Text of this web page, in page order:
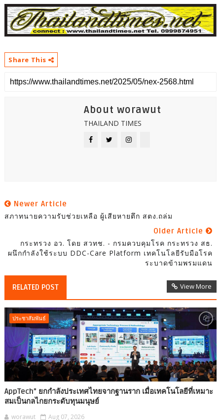
Share This
About worawut
THAILAND TIMES
Newer Article
สภาทนายความรับช่วยเหลือ ผู้เสียหายตึก สตง.ถล่ม
Older Article
กระทรวง อว. โดย สวทช. - กรมควบคุมโรค กระทรวง สธ.
ผนึกกำลังใช้ระบบ DDC-Care Platform เทคโนโลยีรับมือโรค
ระบาดข้ามพรมแดน
RELATED POST View More
ประชาสัมพันธ์
AppTech”​ ยกกำลังประเทศไทยจากฐานราก เมื่อเทคโนโลยีที่เหมาะ
สมเป็นกลไกยกระดับทุนมนุษย์
worawut Aug 07, 2026